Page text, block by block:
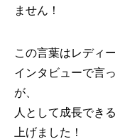
ません！
この言葉はレディ
インタビューで言
が、
人として成長でき
上げました！